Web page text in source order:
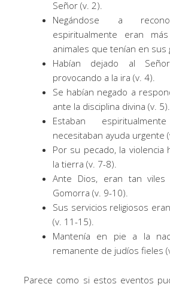
Señor (v. 2).
Negándose a
espiritualmente eran
animales que tenían en sus
Habían dejado al
provocando a la ira (v. 4).
Se habían negado a
ante la disciplina divina (v. 5).
Estaban
necesitaban ayuda urgente
Por su pecado, la violencia
la tierra (v. 7-8).
Ante Dios, eran tan viles
Gomorra (v. 9-10).
Sus servicios religiosos
(v. 11-15).
Mantenía en pie a la
remanente de judíos fieles
Parece como si estos eventos